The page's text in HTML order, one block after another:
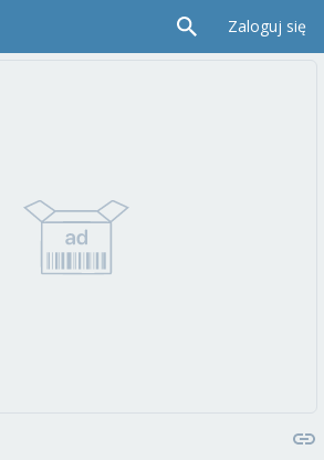
Zaloguj się